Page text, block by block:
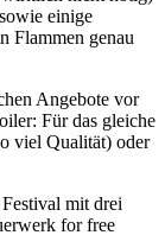
einige
Flammen genau
Angebote vor
Für das gleiche
viel Qualität) oder
mit drei
for free